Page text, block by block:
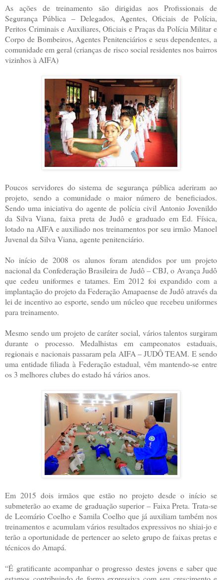
As ações de treinamento são dirigidas aos Profissionais de
Segurança Pública – Delegados, Agentes, Oficiais de Polícia,
Peritos Criminais e Auxiliares, Oficiais e Praças da Polícia Militar e
Corpo de Bombeiros, Agentes Penitenciários e seus dependentes, a
comunidade em geral (crianças de risco social residentes nos bairros
vizinhos à AIFA)
Poucos servidores do sistema de segurança pública aderiram ao
projeto, sendo a comunidade o maior número de beneficiados.
Sendo uma iniciativa do agente de polícia civil Antonio Jovenildo
da Silva Viana, faixa preta de Judô e graduado em Ed. Física,
lotado na AIFA e auxiliado nos treinamentos por seu irmão Manoel
Juvenal da Silva Viana, agente penitenciário.
No início de 2008 os alunos foram atendidos por um projeto
nacional da Confederação Brasileira de Judô – CBJ, o Avança Judô
que cedeu uniformes e tatames. Em 2012 foi expandido com a
implantação do projeto da Federação Amapaense de Judô através da
lei de incentivo ao esporte, sendo um núcleo que recebeu uniformes
para treinamento.
Mesmo sendo um projeto de caráter social, vários talentos surgiram
durante o processo. Medalhistas em campeonatos estaduais,
regionais e nacionais passaram pela AIFA – JUDÔ TEAM. E sendo
uma entidade filiada à Federação estadual, vêm mantendo-se entre
os 3 melhores clubes do estado há vários anos.
Em 2015 dois irmãos que estão no projeto desde o início se
submeterão ao exame de graduação superior – Faixa Preta. Trata-se
de Leomário Coelho e Samila Coelho que já auxiliam também nos
treinamentos e acumulam vários resultados expressivos no shiai-jo e
terão a oportunidade de pertencer ao seleto grupo de faixas pretas e
técnicos do Amapá.
“É gratificante acompanhar o progresso destes jovens e saber que